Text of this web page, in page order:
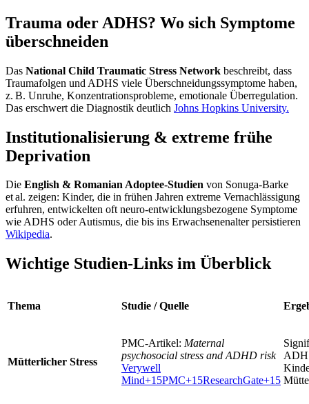
Trauma oder ADHS? Wo sich Symptome
überschneiden
Das National Child Traumatic Stress Network beschreibt, dass
Traumafolgen und ADHS viele Überschneidungssymptome haben,
z. B. Unruhe, Konzentrationsprobleme, emotionale Überregulation.
Das erschwert die Diagnostik deutlich Johns Hopkins University.
Institutionalisierung & extreme frühe
Deprivation
Die English & Romanian Adoptee-Studien von Sonuga‑Barke
et al. zeigen: Kinder, die in frühen Jahren extreme Vernachlässigung
erfuhren, entwickelten oft neuro‑entwicklungsbezogene Symptome
wie ADHS oder Autismus, die bis ins Erwachsenenalter persistieren
Wikipedia.
Wichtige Studien‑Links im Überblick
Thema Studie / Quelle
Mütterlicher Stress
PMC-Artikel: Maternal
psychosocial stress and ADHD risk
Verywell
Mind+15PMC+15ResearchGate+15